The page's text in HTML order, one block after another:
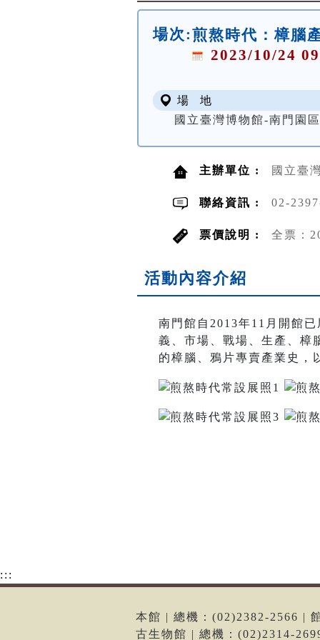
場次:煎熬時代：樟腦
2023/10/24
場 地
國立臺灣博物館-南門園
主辦單位 : 國立臺
聯絡資訊 : 02-
票價說明 : 全票：
活動內容介紹
南門館自2013年11月開館
義、市場、戰場、生產、樟
的樟腦、鴉片專賣產業史，
:::
本館 | 總機：(02)2382-2566 |
古生物館 | 總機：(02)2314-